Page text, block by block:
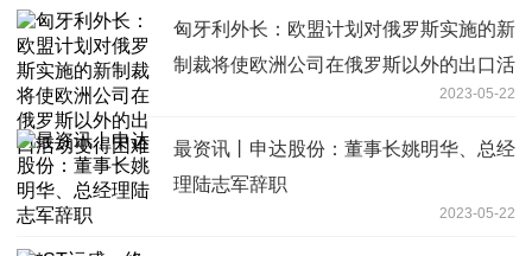
匈牙利外长：欧盟计划对俄罗斯实施的新
制裁将使欧洲公司在俄罗斯以外的出口活
2023-05-22
最资讯丨申达股份：董事长姚明华、总经
理陆志军辞职
2023-05-22